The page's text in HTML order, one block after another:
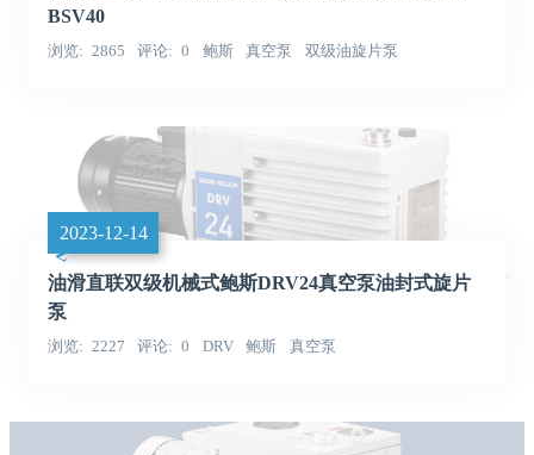
BSV40
浏览 2865 评论 0 鲍斯 真空泵 双级油旋片泵
2023-12-14
油滑直联双级机械式鲍斯DRV24真空泵油封式旋片
泵
浏览 2227 评论 0 DRV 鲍斯 真空泵